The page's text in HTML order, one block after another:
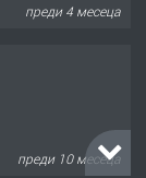
преди 10 месеца
чисти и
преди 1 година